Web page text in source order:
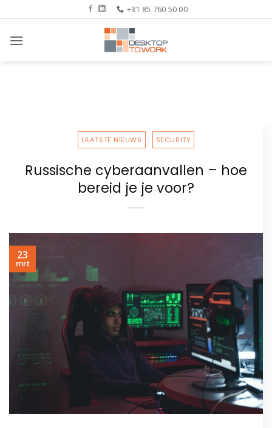
naar
inhoud
+31 85 760 50 00
LAATSTE NIEUWS SECURITY
Russische cyberaanvallen – hoe
bereid je je voor?
23
mrt